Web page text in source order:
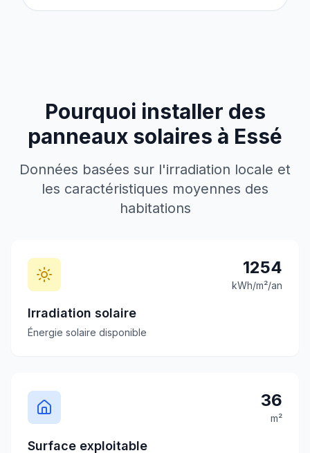
Pourquoi installer des
panneaux solaires à Essé
Données basées sur l'irradiation locale et
les caractéristiques moyennes des
habitations
1254
kWh/m²/an
Irradiation solaire
Énergie solaire disponible
36
m²
Surface exploitable